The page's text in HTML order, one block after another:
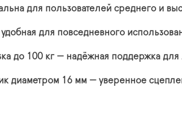
для пользователей среднего и
для повседневного
до 100 кг — надёжная поддержка
диаметром 16 мм — уверенное